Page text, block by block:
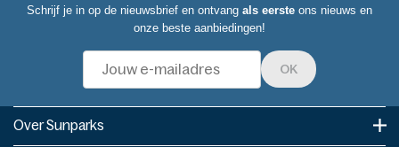
Schrijf je in op de nieuwsbrief en ontvang als eerste ons nieuws en
onze beste aanbiedingen!
OK
Over Sunparks